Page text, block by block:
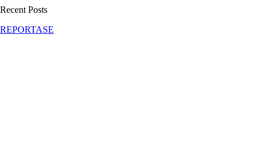
Recent Posts
REPORTASE